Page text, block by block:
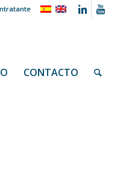
CONTACTO